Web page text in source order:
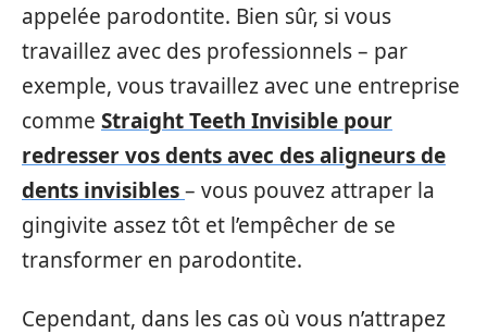
appelée parodontite. Bien sûr, si vous
travaillez avec des professionnels – par
exemple, vous travaillez avec une entreprise
comme Straight Teeth Invisible pour
redresser vos dents avec des aligneurs de
dents invisibles– vous pouvez attraper la
gingivite assez tôt et l’empêcher de se
transformer en parodontite.
Cependant, dans les cas où vous n’attrapez